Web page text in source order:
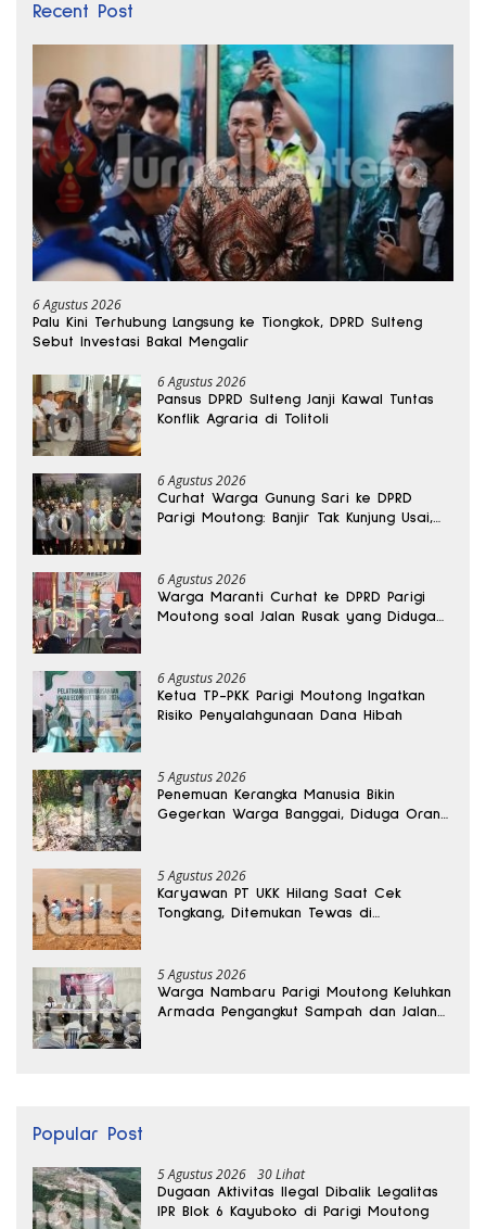
Recent Post
6 Agustus 2026
Palu Kini Terhubung Langsung ke Tiongkok, DPRD Sulteng
Sebut Investasi Bakal Mengalir
6 Agustus 2026
Pansus DPRD Sulteng Janji Kawal Tuntas
Konflik Agraria di Tolitoli
6 Agustus 2026
Curhat Warga Gunung Sari ke DPRD
Parigi Moutong: Banjir Tak Kunjung Usai,
6 Agustus 2026
Warga Maranti Curhat ke DPRD Parigi
Moutong soal Jalan Rusak yang Diduga
6 Agustus 2026
Ketua TP-PKK Parigi Moutong Ingatkan
Risiko Penyalahgunaan Dana Hibah
5 Agustus 2026
Penemuan Kerangka Manusia Bikin
Gegerkan Warga Banggai, Diduga Orang
5 Agustus 2026
Karyawan PT UKK Hilang Saat Cek
Tongkang, Ditemukan Tewas di
5 Agustus 2026
Warga Nambaru Parigi Moutong Keluhkan
Armada Pengangkut Sampah dan Jalan
Popular Post
5 Agustus 2026 30 Lihat
Dugaan Aktivitas Ilegal Dibalik Legalitas
IPR Blok 6 Kayuboko di Parigi Moutong